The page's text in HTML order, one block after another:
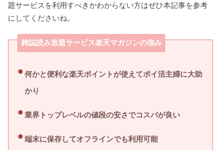
題サービスを利用すべきかわからない方はぜひ本記事を参考
にしてくださいね。
雑誌読み放題サービス楽天マガジンの強み
何かと便利な楽天ポイントが使えてポイ活主婦に大助
かり
業界トップレベルの値段の安さでコスパが良い
端末に保存してオフラインでも利用可能